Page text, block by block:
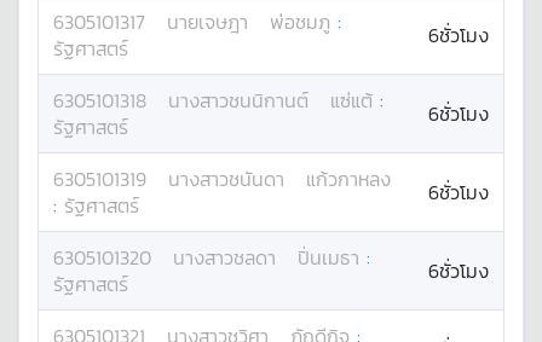
6305101317 นายเจษฎา พ่อชมภู :
รัฐศาสตร์
6ชั่วโมง
6305101318 นางสาวชนนิกานต์ แซ่แต้ :
รัฐศาสตร์
6ชั่วโมง
6305101319 นางสาวชนันดา
แก้วกาหลง
: รัฐศาสตร์ 6ชั่วโมง
6305101320 นางสาวชลดา ปิ่นเมธา :
รัฐศาสตร์
6ชั่วโมง
6305101321 นางสาวชวิศา ภักดีกิจ :